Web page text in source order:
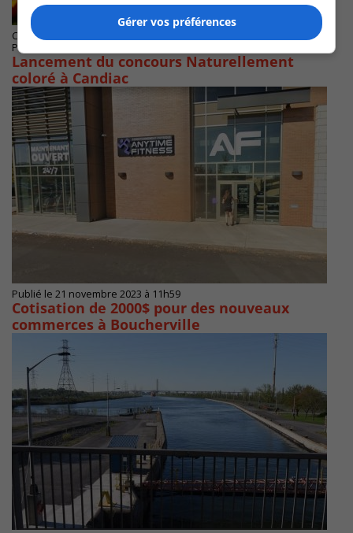
CANDIAC
Publié le 3 août 2024 à 08h00
Lancement du concours Naturellement
coloré à Candiac
Publié le 21 novembre 2023 à 11h59
Cotisation de 2000$ pour des nouveaux
commerces à Boucherville
Gérer vos préférences